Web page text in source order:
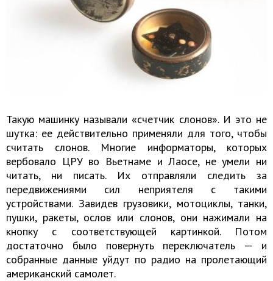
Такую машинку называли «счетчик слонов». И это не
шутка: ее действительно применяли для того, чтобы
считать слонов. Многие информаторы, которых
вербовало ЦРУ во Вьетнаме и Лаосе, не умели ни
читать, ни писать. Их отправляли следить за
передвижениями сил неприятеля с такими
устройствами. Завидев грузовики, мотоциклы, танки,
пушки, ракеты, ослов или слонов, они нажимали на
кнопку с соответствующей картинкой. Потом
достаточно было повернуть переключатель — и
собранные данные уйдут по радио на пролетающий
американский самолет.